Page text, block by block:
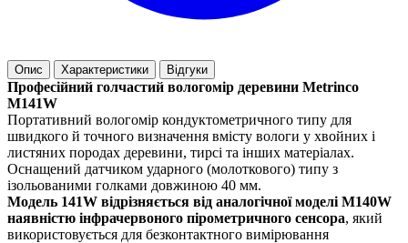
Опис Характеристики Відгуки
Професійний голчастий вологомір деревини Metrinco
M141W
Портативний вологомір кондуктометричного типу для
швидкого й точного визначення вмісту вологи у хвойних і
листяних породах деревини, тирсі та інших матеріалах.
Оснащений датчиком ударного (молоткового) типу з
ізольованими голками довжиною 40 мм.
Модель 141W відрізняється від аналогічної моделі M140W
наявністю інфрачервоного пірометричного сенсора, який
використовується для безконтактного вимірювання